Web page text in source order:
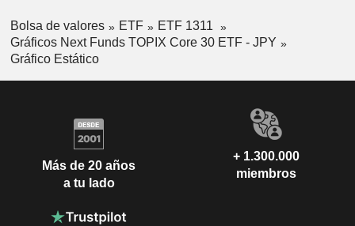
Bolsa de valores ETF
ETF 1311
Gráficos Next Funds TOPIX Core 30 ETF - JPY
Gráfico Estático
Más de 20 años
a tu lado
+ 1.300.000
miembros